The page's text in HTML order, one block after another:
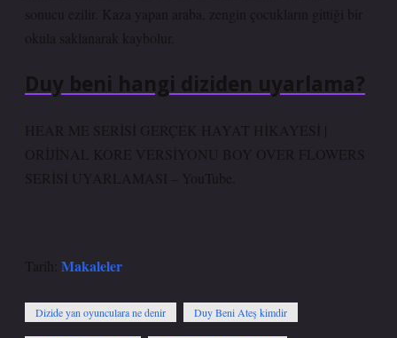
sonucu ezilir. Kaza yapan araba, zengin çocukların gittiği bir
okula saklanarak kaybolur.
Duy beni hangi diziden uyarlama?
HEAR ME SERİSİ GERÇEK HAYAT HİKAYESİ |
ORİJİNAL KORE VERSİYONU BOY OVER FLOWERS
SERİSİ UYARLAMASI – YouTube.
Tarih: Makaleler
Dizide yan oyunculara ne denir Duy Beni Ateş kimdir